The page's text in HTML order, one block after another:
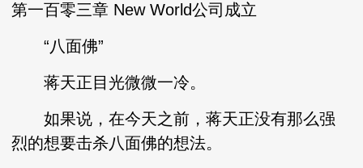
第一百零三章 New World公司成立
“八面佛”
蒋天正目光微微一冷。
如果说，在今天之前，蒋天正没有那么强
烈的想要击杀八面佛的想法。